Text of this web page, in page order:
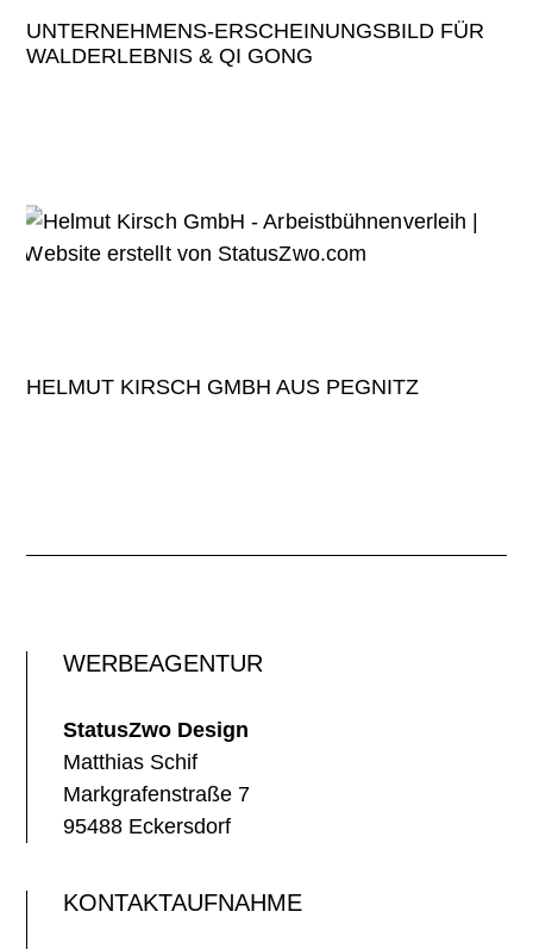
UNTERNEHMENS-ERSCHEINUNGSBILD FÜR
WALDERLEBNIS & QI GONG
HELMUT KIRSCH GMBH AUS PEGNITZ
WERBEAGENTUR
StatusZwo Design
Matthias Schif
Markgrafenstraße 7
95488 Eckersdorf
KONTAKTAUFNAHME